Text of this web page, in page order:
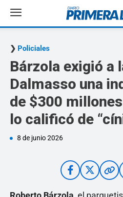
Policiales
Bárzola exigió a
Dalmasso una
de $300
lo calificó de
8 de junio 2026